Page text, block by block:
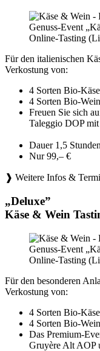
Genuss-Event
Online-Tasting
Für den italienischen
Verkostung von:
4 Sorten Bio-
4 Sorten Bio-
Freuen Sie sich
Taleggio DOP
Dauer 1,5
Nur 99,– €
❱ Weitere Infos &
„Deluxe”
Käse & Wein
Genuss-Event
Online-Tasting
Für den besonderen
Verkostung von:
4 Sorten Bio-
4 Sorten Bio-
Das Premium-
Gruyère Alt AOP